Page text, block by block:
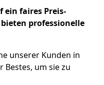
ein faires Preis-
professionelle
unserer Kunden in
um sie zu